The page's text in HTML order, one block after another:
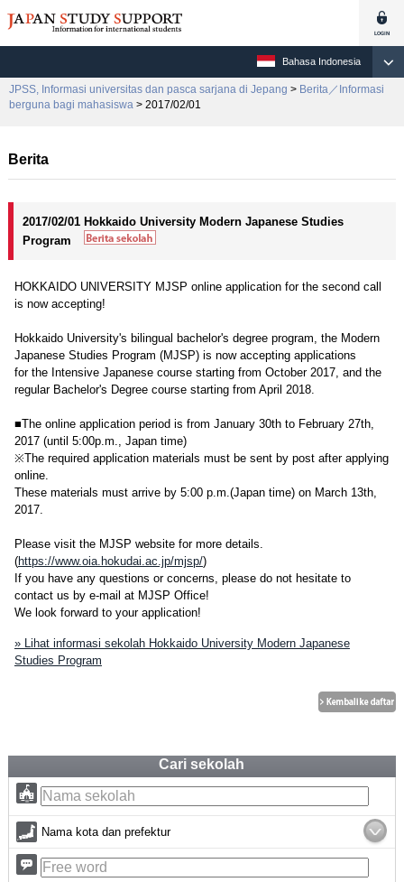
Bahasa Indonesia
JPSS, Informasi universitas dan pasca sarjana di Jepang > Berita／Informasi
berguna bagi mahasiswa > 2017/02/01
Berita
2017/02/01 Hokkaido University Modern Japanese Studies
Program
HOKKAIDO UNIVERSITY MJSP online application for the second call
is now accepting!
Hokkaido University's bilingual bachelor's degree program, the Modern
Japanese Studies Program (MJSP) is now accepting applications
for the Intensive Japanese course starting from October 2017, and the
regular Bachelor's Degree course starting from April 2018.
■The online application period is from January 30th to February 27th,
2017 (until 5:00p.m., Japan time)
※The required application materials must be sent by post after applying
online.
These materials must arrive by 5:00 p.m.(Japan time) on March 13th,
2017.
Please visit the MJSP website for more details.
(https://www.oia.hokudai.ac.jp/mjsp/)
If you have any questions or concerns, please do not hesitate to
contact us by e-mail at MJSP Office!
We look forward to your application!
» Lihat informasi sekolah Hokkaido University Modern Japanese
Studies Program
Cari sekolah
Nama kota dan prefektur